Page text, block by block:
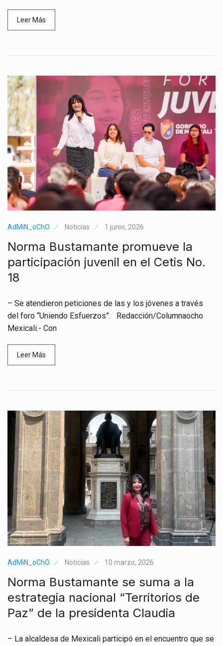
Leer Más
AdMiN_oChO Noticias 1 junio, 2026
Norma Bustamante promueve la
participación juvenil en el Cetis No.
18
– Se atendieron peticiones de las y los jóvenes a través
del foro “Uniendo Esfuerzos”. Redacción/Columnaocho
Mexicali.- Con
Leer Más
AdMiN_oChO Noticias 10 marzo, 2026
Norma Bustamante se suma a la
estrategia nacional “Territorios de
Paz” de la presidenta Claudia
– La alcaldesa de Mexicali participó en el encuentro que se